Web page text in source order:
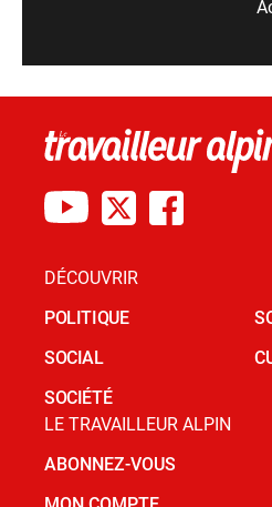
DÉCOUVRIR
POLITIQUE
SOCIAL
SOCIÉTÉ
LE TRAVAILLEUR ALPIN
ABONNEZ-VOUS